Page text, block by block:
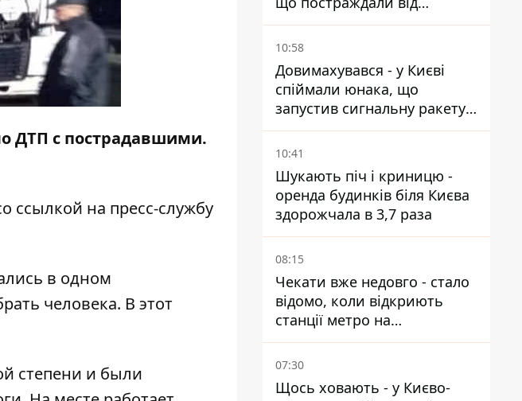
ДТП с пострадавшими.
ссылкой на пресс-службу
в одном
человека. В этот
степени и были
прильотів ракет
10:58
Довимахувався - у Києві
спіймали юнака, що
запустив сигнальну ракету,
аби потішити дівчат
10:41
Шукають піч і криницю -
оренда будинків біля Києва
здорожчала в 3,7 раза
08:15
Чекати вже недовго - стало
відомо, коли відкриють
станції метро на
Виноградарі
07:30
Щось ховають - у Києво-